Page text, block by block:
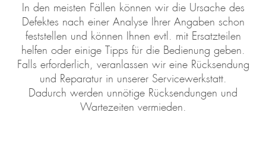
In den meisten Fällen können wir die Ursache des
Defektes nach einer Analyse Ihrer Angaben schon
feststellen und können Ihnen evtl. mit Ersatzteilen
helfen oder einige Tipps für die Bedienung geben.
Falls erforderlich, veranlassen wir eine Rücksendung
und Reparatur in unserer Servicewerkstatt.
Dadurch werden unnötige Rücksendungen und
Wartezeiten vermieden.